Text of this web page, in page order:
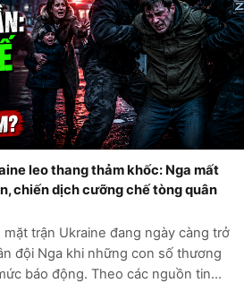
leo thang thảm khốc: Nga mất
chiến dịch cưỡng chế tòng quân
trận Ukraine đang ngày càng trở
đội Nga khi những con số thương
báo động. Theo các nguồn tin